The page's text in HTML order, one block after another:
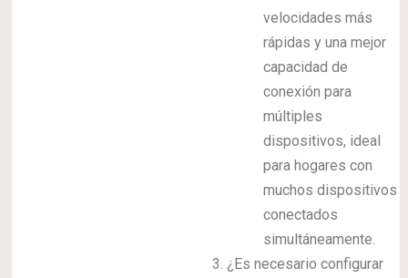
velocidades más
rápidas y una mejor
capacidad de
conexión para
múltiples
dispositivos, ideal
para hogares con
muchos dispositivos
conectados
simultáneamente.
¿Es necesario configurar